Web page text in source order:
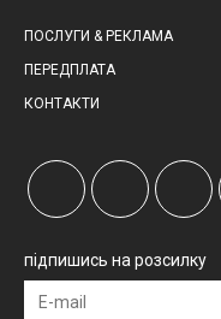
ПОСЛУГИ & РЕКЛАМА
ПЕРЕДПЛАТА
КОНТАКТИ
підпишись на розсилку